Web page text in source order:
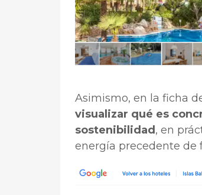
Asimismo, en la ficha
visualizar qué es
sostenibilidad , en
energía precedente de